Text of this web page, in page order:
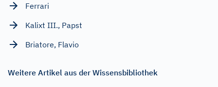
Ferrari
Kalixt III., Papst
Briatore, Flavio
Weitere Artikel aus der Wissensbibliothek